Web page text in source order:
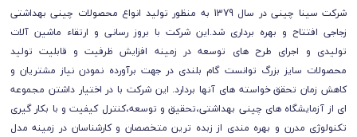
شرکت سینا چینی در سال 1379 به منظور تولید انواع محصولات چینی بهداشتی
زجاجی افتتاح و بهره برداری شد.این شرکت با بروز رسانی و ارتقاء ماشین آلات
تولیدی و اجرای طرح های توسعه در زمینه افزایش ظرفیت و قابلیت تولید
محصولات سایز بزرگ توانست گام بلندی در جهت برآورده نمودن نیاز مشتریان و
کاهش زمان تحقق خواسته های آنها بردارد. این شرکت با در اختیار داشتن مجموعه
ای از آزمایشگاه های چینی بهداشتی،تحقیق و توسعه،کنترل کیفیت و با بکار گیری
تکنولوژی مدرن و بهره مندی از زبده ترین متخصصان و کارشناسان در زمینه مدل